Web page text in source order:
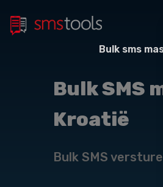
Bulk sms
Bulk SMS
Kroatië
Bulk SMS